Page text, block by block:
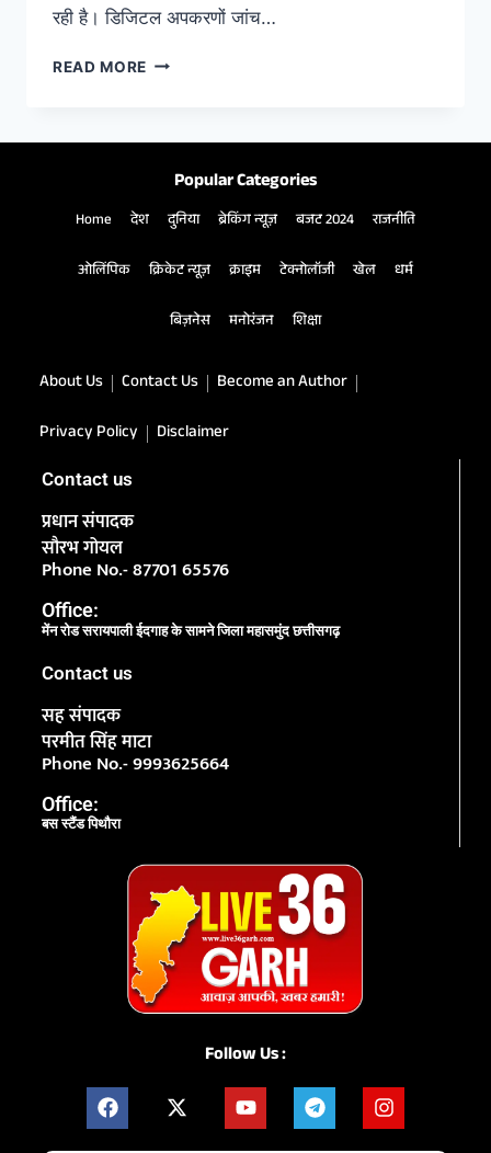
रही है। डिजिटल अपकरणों जांच…
READ MORE
Popular Categories
Home देश दुनिया ब्रेकिंग न्यूज़ बजट 2024 राजनीति
ओलिंपिक क्रिकेट न्यूज़ क्राइम टेक्नोलॉजी खेल धर्म
बिज़नेस मनोरंजन शिक्षा
About Us Contact Us
Become an Author
Privacy Policy
Disclaimer
Contact us
प्रधान संपादक
सौरभ गोयल
Phone No.- 87701 65576
Office:
मेंन रोड सरायपाली ईदगाह के सामने जिला महासमुंद छत्तीसगढ़
Contact us
सह संपादक
परमीत सिंह माटा
Phone No.- 9993625664
Office:
बस स्टैंड पिथौरा
Follow Us :